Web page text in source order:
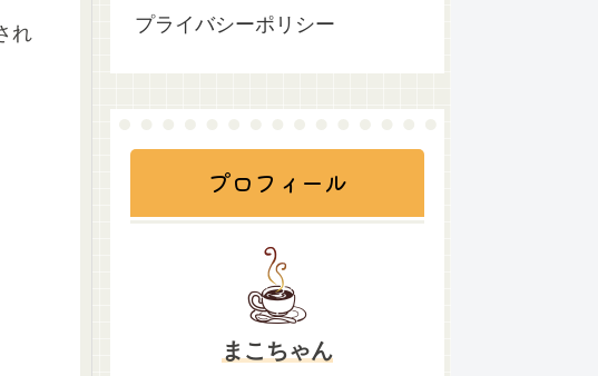
れ
プライバシーポリシー
プロフィール
まこちゃん